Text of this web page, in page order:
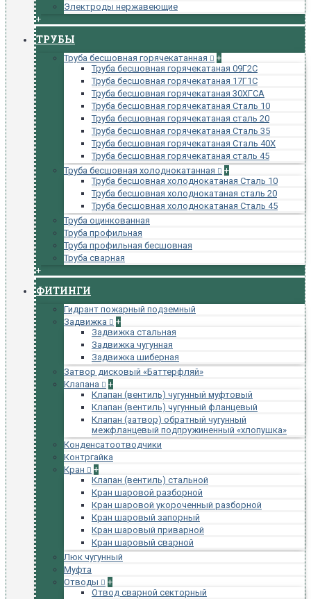
Электроды нержавеющие
+
ТРУБЫ
Труба бесшовная горячекатанная
+
Труба бесшовная горячекатаная 09Г2С
Труба бесшовная горячекатаная 17Г1С
Труба бесшовная горячекатаная 30ХГСА
Труба бесшовная горячекатаная Сталь 10
Труба бесшовная горячекатаная сталь 20
Труба бесшовная горячекатаная Сталь 35
Труба бесшовная горячекатаная Сталь 40Х
Труба бесшовная горячекатаная сталь 45
Труба бесшовная холоднокатанная
+
Труба бесшовная холоднокатаная Сталь 10
Труба бесшовная холоднокатаная сталь 20
Труба бесшовная холоднокатаная Сталь 45
Труба оцинкованная
Труба профильная
Труба профильная бесшовная
Труба сварная
+
ФИТИНГИ
Гидрант пожарный подземный
Задвижка
+
Задвижка стальная
Задвижка чугунная
Задвижка шиберная
Затвор дисковый «Баттерфляй»
Клапана
+
Клапан (вентиль) чугунный муфтовый
Клапан (вентиль) чугунный фланцевый
Клапан (затвор) обратный чугунный
межфланцевый подпружиненный «хлопушка»
Конденсатоотводчики
Контргайка
Кран
+
Клапан (вентиль) стальной
Кран шаровой разборной
Кран шаровой укороченный разборной
Кран шаровый запорный
Кран шаровый приварной
Кран шаровый сварной
Люк чугунный
Муфта
Отводы
+
Отвод сварной секторный